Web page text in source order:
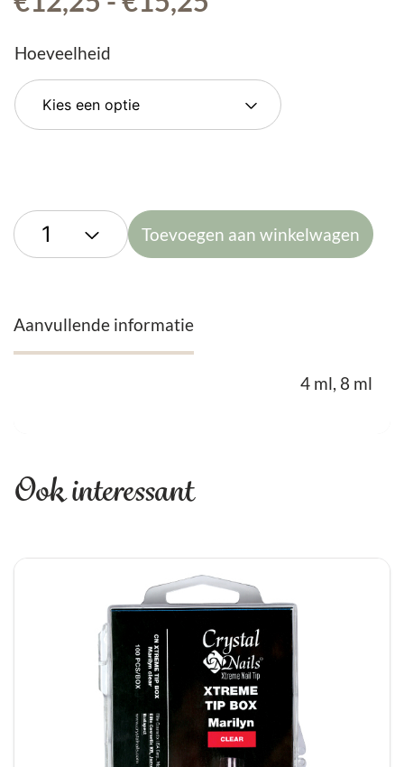
€15,25
Hoeveelheid
Toevoegen aan winkelwagen
Aanvullende informatie
4 ml, 8 ml
Ook interessant